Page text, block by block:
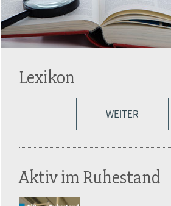
Lexikon
WEITER
Aktiv im Ruhestand